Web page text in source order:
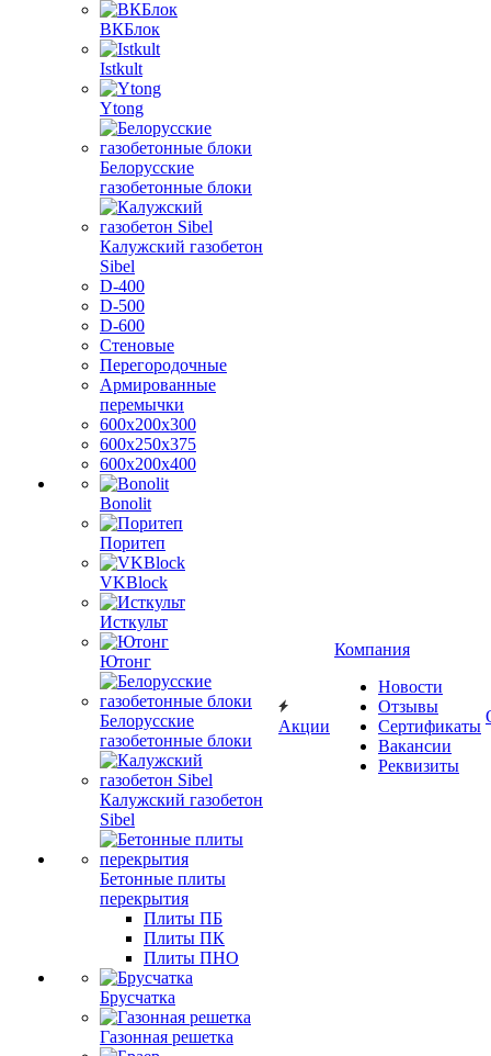
ВКБлок
Istkult
Ytong
Белорусские
газобетонные блоки
Калужский газобетон
Sibel
D-400
D-500
D-600
Стеновые
Перегородочные
Армированные
перемычки
600х200х300
600х250х375
600х200х400
Bonolit
Поритеп
VKBlock
Исткульт
Ютонг
Белорусские
газобетонные блоки
Калужский газобетон
Sibel
Бетонные плиты
перекрытия
Плиты ПБ
Плиты ПК
Плиты ПНО
Брусчатка
Газонная решетка
Акции
Компания
Новости
Отзывы
Сертификаты
Вакансии
Реквизиты